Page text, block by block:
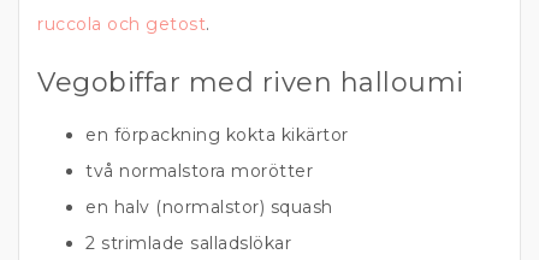
ruccola och getost.
Vegobiffar med riven halloumi
en förpackning kokta kikärtor
två normalstora morötter
en halv (normalstor) squash
2 strimlade salladslökar